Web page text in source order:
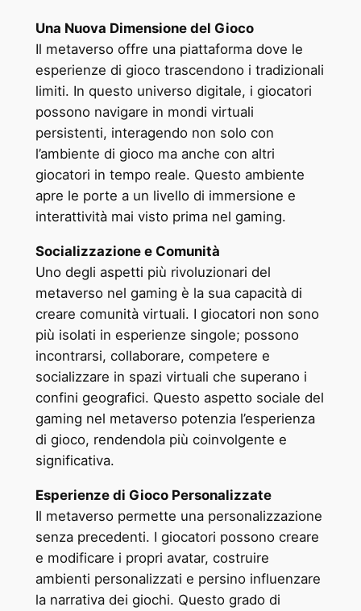
Una Nuova Dimensione del Gioco
Il metaverso offre una piattaforma dove le
esperienze di gioco trascendono i tradizionali
limiti. In questo universo digitale, i giocatori
possono navigare in mondi virtuali
persistenti, interagendo non solo con
l’ambiente di gioco ma anche con altri
giocatori in tempo reale. Questo ambiente
apre le porte a un livello di immersione e
interattività mai visto prima nel gaming.
Socializzazione e Comunità
Uno degli aspetti più rivoluzionari del
metaverso nel gaming è la sua capacità di
creare comunità virtuali. I giocatori non sono
più isolati in esperienze singole; possono
incontrarsi, collaborare, competere e
socializzare in spazi virtuali che superano i
confini geografici. Questo aspetto sociale del
gaming nel metaverso potenzia l’esperienza
di gioco, rendendola più coinvolgente e
significativa.
Esperienze di Gioco Personalizzate
Il metaverso permette una personalizzazione
senza precedenti. I giocatori possono creare
e modificare i propri avatar, costruire
ambienti personalizzati e persino influenzare
la narrativa dei giochi. Questo grado di